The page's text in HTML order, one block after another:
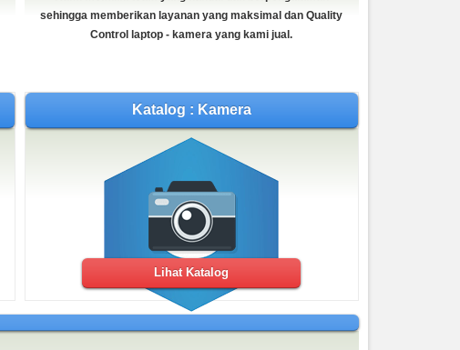
DJI Osmo Pocket
Rp (Hubungi CS)
BEST SELLER
Nikon D5300 18-55 f 3.5-5.6 VR II Wifi
Rp (Hubungi CS)
sehingga memberikan layanan yang maksimal dan Quality
Control laptop - kamera yang kami jual.
Katalog : Kamera
Lihat Katalog